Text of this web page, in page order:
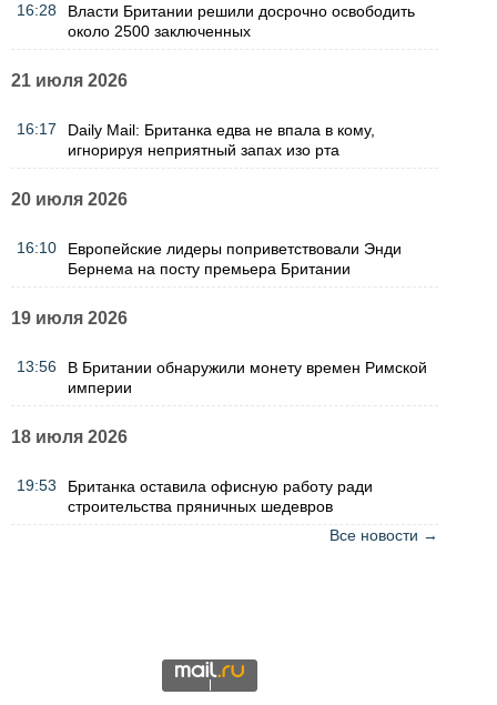
16:28
Власти Британии решили досрочно освободить
около 2500 заключенных
21 июля 2026
16:17
Daily Mail: Британка едва не впала в кому,
игнорируя неприятный запах изо рта
20 июля 2026
16:10
Европейские лидеры поприветствовали Энди
Бернема на посту премьера Британии
19 июля 2026
13:56
В Британии обнаружили монету времен Римской
империи
18 июля 2026
19:53
Британка оставила офисную работу ради
строительства пряничных шедевров
Все новости →